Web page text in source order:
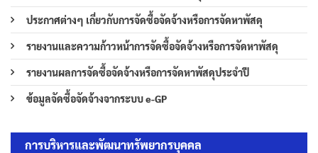
ประกาศต่างๆ เกี่ยวกับการจัดซื้อจัดจ้างหรือการจัดหาพัสดุ
รายงานและความก้าวหน้าการจัดซื้อจัดจ้างหรือการจัดหาพัสดุ
รายงานผลการจัดซื้อจัดจ้างหรือการจัดหาพัสดุประจำปี
ข้อมูลจัดซื้อจัดจ้างจากระบบ e-GP
การบริหารและพัฒนาทรัพยากรบุคคล